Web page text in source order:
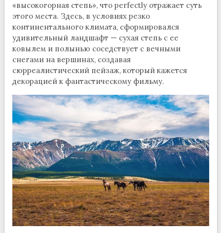
«высокогорная степь», что perfectly отражает суть
этого места. Здесь, в условиях резко
континентального климата, сформировался
удивительный ландшафт — сухая степь с ее
ковылем и полынью соседствует с вечными
снегами на вершинах, создавая
сюрреалистический пейзаж, который кажется
декорацией к фантастическому фильму.